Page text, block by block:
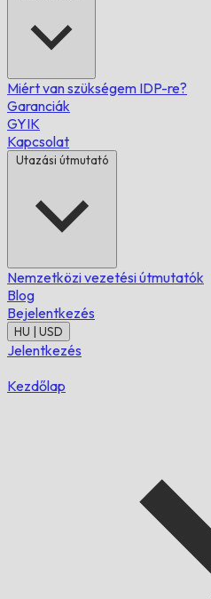
Miért van szükségem IDP-re?
Garanciák
GYIK
Kapcsolat
Utazási útmutató
Nemzetközi vezetési útmutatók
Blog
Bejelentkezés
HU | USD
Jelentkezés
Kezdőlap